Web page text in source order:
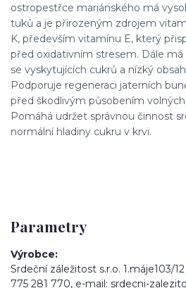
ostropestřce mariánského má
tuků a je přirozeným zdrojem
K, především vitamínu E, který
před oxidativním stresem. Dále
se vyskytujících cukrů a nízký
Podporuje regeneraci jaterních
před škodlivým působením volných
Pomáhá udržet správnou činnost
normální hladiny cukru v krvi.
Parametry
Výrobce
Srdeční záležitost s.r.o. 1.máje103/
775 281 770, e-mail: srdecni-